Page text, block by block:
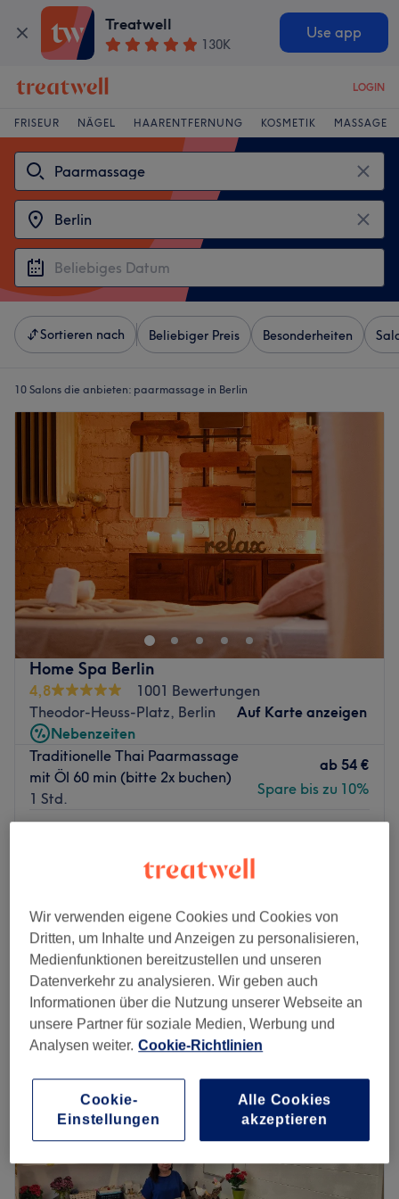
Treatwell
130K
Use app
LOGIN
FRISEUR NÄGEL HAARENTFERNUNG KOSMETIK MASSAGE
Sortieren nach Beliebiger Preis Besonderheiten
10 Salons die anbieten: paarmassage in Berlin
Home Spa Berlin
4,8
1001 Bewertungen
Theodor-Heuss-Platz, Berlin
Auf Karte anzeigen
Nebenzeiten
Traditionelle Thai Paarmassage
mit Öl 60 min (bitte 2x buchen)
1 Std.
ab 54 €
Spare bis zu 10%
mit Öl 120 min (bitte 2x buchen)
2 Std.
ab108 €
Spare bis zu 10%
Schnellansicht Saloninfos
Montag 11:00– 20:00
Dienstag
Donnerstag
11:00–20:00
Freitag
11:00–20:00
Samstag
10:00–20:00
Im Massagestudio Home Spa in Berlin, Westend dreht
Wir verwenden eigene Cookies und Cookies von
Dritten, um Inhalte und Anzeigen zu personalisieren,
Medienfunktionen bereitzustellen und unseren
Datenverkehr zu analysieren. Wir geben auch
Informationen über die Nutzung unserer Webseite an
unsere Partner für soziale Medien, Werbung und
Analysen weiter. Cookie-Richtlinien
Cookie-
Einstellungen
Alle Cookies
akzeptieren